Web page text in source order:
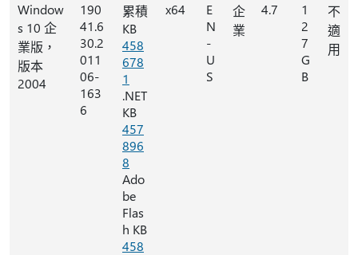
Window
s 10 企
業版，
版本
2004
190
41.6
30.2
011
06-
163
6
累積
KB
458
678
1
.NET
KB
457
896
8
Ado
be
Flas
h KB
458
x64
E
N
-
U
S
企
業
4.7
1
2
7
G
B
不
適
用